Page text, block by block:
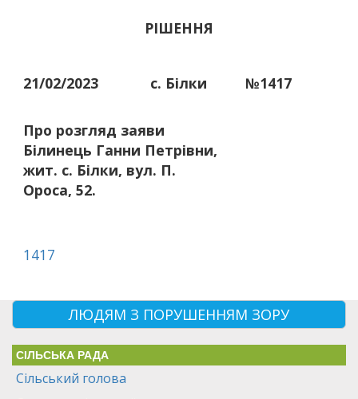
РІШЕННЯ
21/02/2023 с. Білки №1417
Про розгляд заяви
Білинець Ганни Петрівни,
жит. с. Білки, вул. П.
Ороса, 52.
1417
ЛЮДЯМ З ПОРУШЕННЯМ ЗОРУ
СІЛЬСЬКА РАДА
Сільський голова